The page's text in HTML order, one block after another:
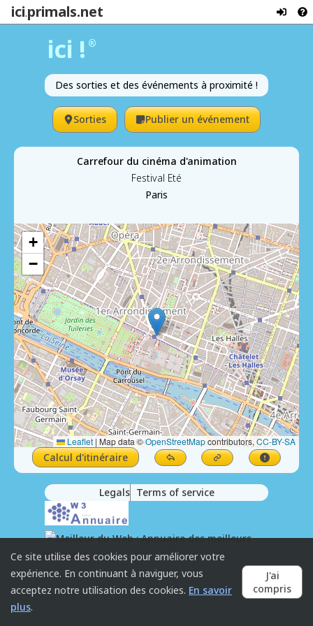
ici.primals.net
ici ! ®
Des sorties et des événements à proximité !
Sorties Publier un événement
Carrefour du cinéma d'animation
Festival Eté
Paris
+
−
Leaflet | Map data ©OpenStreetMapcontributors, CC-BY-SA
Calcul d'itinéraire
Legals Terms of service
Ce site utilise des cookies pour améliorer votre
expérience. En continuant à naviguer, vous
acceptez notre utilisation des cookies. En savoir
plus.
J'ai
compris